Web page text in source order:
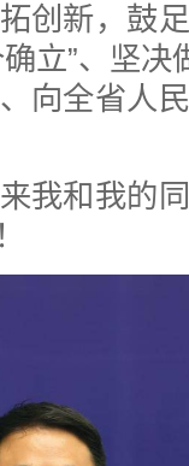
创新，鼓
立”、坚决
向全省人
和我的同